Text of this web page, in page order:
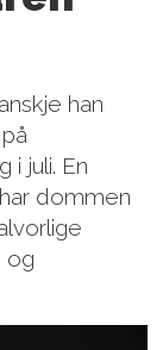
han
i juli. En
dommen
og